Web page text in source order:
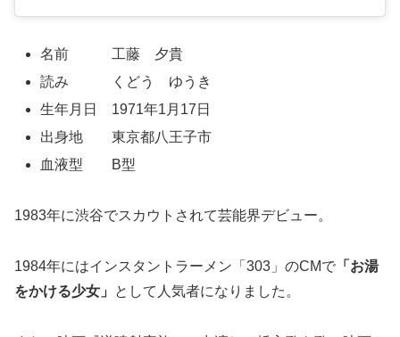
名前 工藤 夕貴
読み くどう ゆうき
生年月日 1971年1月17日
出身地 東京都八王子市
血液型 B型
1983年に渋谷でスカウトされて芸能界デビュー。
1984年にはインスタントラーメン「303」のCMで 「お湯
をかける少女」
として人気者になりました。